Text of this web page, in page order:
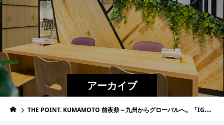
アーカイブ
THE POINT. KUMAMOTO 前夜祭～九州からグローバルへ。「IGNITION SPARK」～